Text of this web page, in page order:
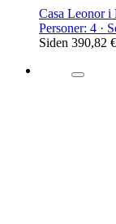
Casa Leonor i
Personer: 4 ·
Siden 390,82 €